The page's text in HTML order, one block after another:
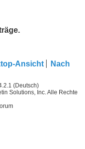
Ansicht
Nach
(Deutsch)
Solutions, Inc. Alle Rechte